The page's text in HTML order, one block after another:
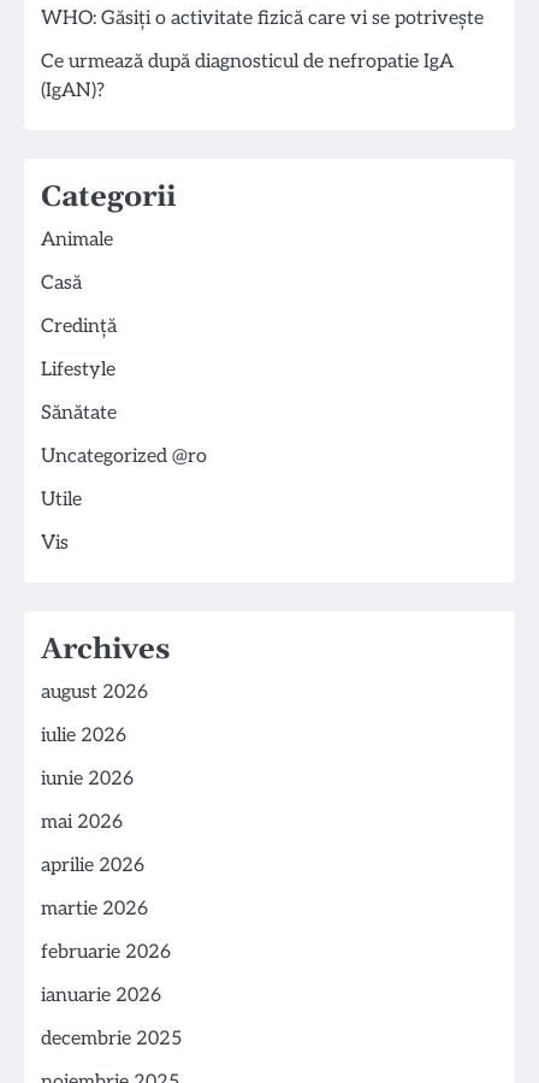
WHO: Găsiți o activitate fizică care vi se potrivește
Ce urmează după diagnosticul de nefropatie IgA
(IgAN)?
Categorii
Animale
Casă
Credință
Lifestyle
Sănătate
Uncategorized @ro
Utile
Vis
Archives
august 2026
iulie 2026
iunie 2026
mai 2026
aprilie 2026
martie 2026
februarie 2026
ianuarie 2026
decembrie 2025